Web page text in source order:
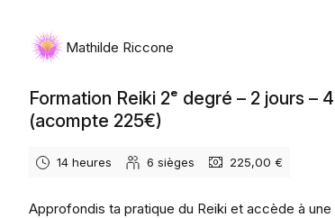
Mathilde Riccone
Formation Reiki 2ᵉ degré – 2 jours –
(acompte 225€)
14 heures 6 sièges 225,00 €
Approfondis ta pratique du Reiki et accède à une